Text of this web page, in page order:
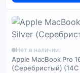
Нет в наличии
Apple MacBook Pro
(Серебристый) (14C